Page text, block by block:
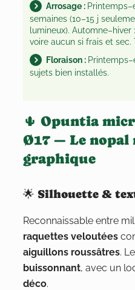
Arrosage :
semaines (10–15 j
lumineux).
voire aucun si frais et
Floraison :
sujets bien installés.
🌵 Opuntia
Ø17 — Le
graphique
🌟 Silhouette &
Reconnaissable entre
raquettes veloutées
aiguillons roussâtres.
buissonnant, avec un
déco.